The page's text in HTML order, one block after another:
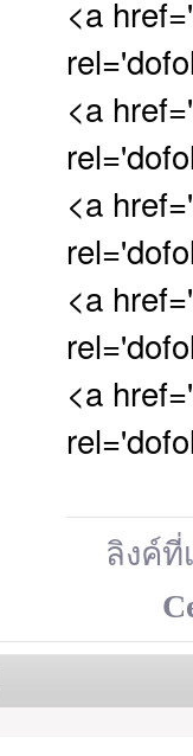
<a
<a
<a
<a
<a
ลิงค์ที่